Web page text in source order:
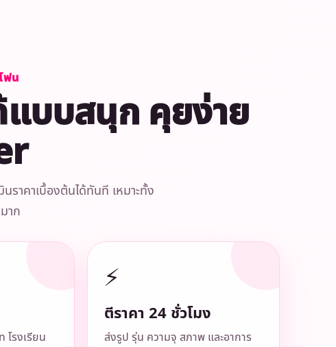
ฟน
แบบสนุก คุยง่าย
ราคาเบื้องต้นได้ทันที เหมาะทั้ง
าก
โรงเรียน
⚡
ตีราคา 24 ชั่วโมง
ส่งรูป รุ่น ความจุ สภาพ และอาการ